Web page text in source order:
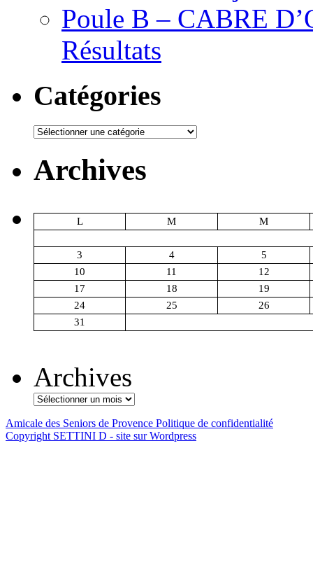
Poule B – CABRE
Résultats
Catégories
Catégories
Archives
L M M
3 4
5
10
11
12
17
18
19
24
25
26
31
Archives
Amicale des Seniors de Provence Politique de confidentialité
Copyright SETTINI D - site sur Wordpress